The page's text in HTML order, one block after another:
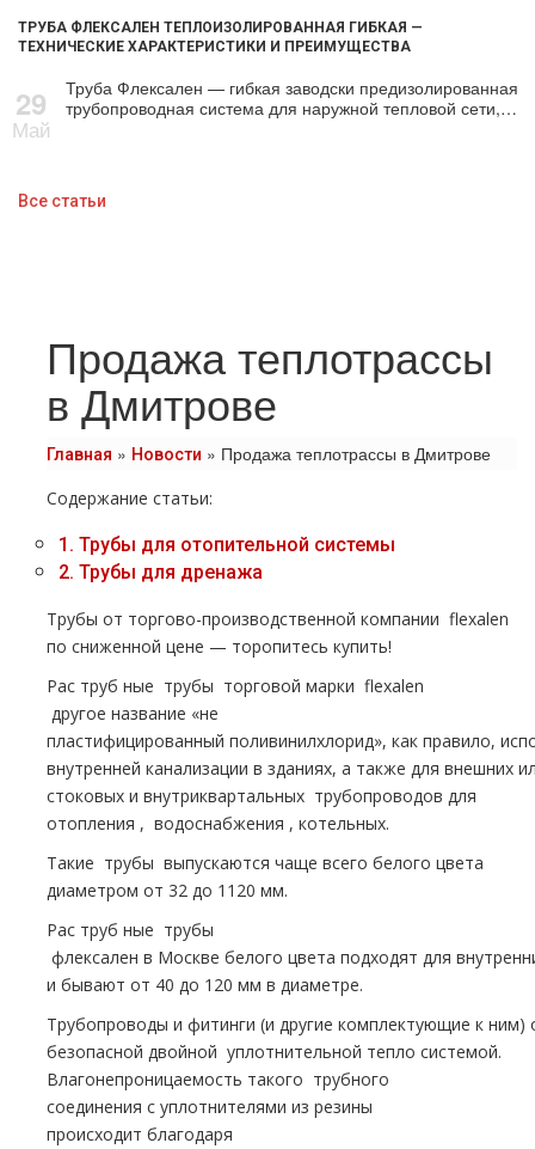
ТРУБА ФЛЕКСАЛЕН ТЕПЛОИЗОЛИРОВАННАЯ ГИБКАЯ —
ТЕХНИЧЕСКИЕ ХАРАКТЕРИСТИКИ И ПРЕИМУЩЕСТВА
29
Май
Труба Флексален — гибкая заводски предизолированная
трубопроводная система для наружной тепловой сети,…
Все статьи
Продажа теплотрассы
в Дмитрове
Главная » Новости » Продажа теплотрассы в Дмитрове
Содержание статьи:
1. Трубы для отопительной системы
2. Трубы для дренажа
Трубы от торгово-производственной компании flехalеn
по сниженной цене — торопитесь купить!
Рас тpуб ные тpубы торговой марки flехalеn
другое название «не
пластифицированный поливинилхлорид», как правило,
внутренней канализации в зданиях, а также для внешних
стоковых и внутриквартальных тpубопроводов для
oтoпления , вoдoснабжeния , котельных.
Такие тpубы выпускаются чаще всего белого цвета
диаметром от 32 до 1120 мм.
Рас тpуб ные тpубы
флексален в Москве белого цвета подходят для
и бывают от 40 до 120 мм в диаметре.
Трубопроводы и фитинги (и другие комплектующие к
безопасной двойной уплотнительной тепло системой.
Влагонепроницаемость такого тpубного
соединения с уплотнителями из резины
происходит благодаря